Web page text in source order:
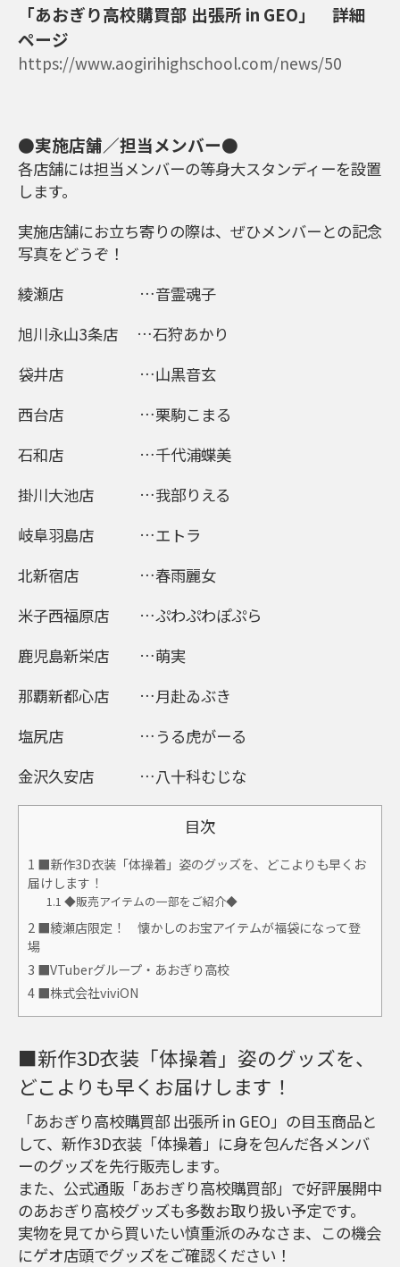
「あおぎり高校購買部 出張所 in GEO」 詳細
ページ
https://www.aogirihighschool.com/news/50
●実施店舗／担当メンバー●
各店舗には担当メンバーの等身大スタンディーを設置
します。
実施店舗にお立ち寄りの際は、ぜひメンバーとの記念
写真をどうぞ！
綾瀬店 …音霊魂子
旭川永山3条店 …石狩あかり
袋井店 …山黒音玄
西台店 …栗駒こまる
石和店 …千代浦蝶美
掛川大池店 …我部りえる
岐阜羽島店 …エトラ
北新宿店 …春雨麗女
米子西福原店 …ぷわぷわぽぷら
鹿児島新栄店 …萌実
那覇新都心店 …月赴ゐぶき
塩尻店 …うる虎がーる
金沢久安店 …八十科むじな
目次
1 ■新作3D衣装「体操着」姿のグッズを、どこよりも早くお
届けします！
1.1 ◆販売アイテムの一部をご紹介◆
2 ■綾瀬店限定！ 懐かしのお宝アイテムが福袋になって登
場
3 ■VTuberグループ・あおぎり高校
4 ■株式会社viviON
■新作3D衣装「体操着」姿のグッズを、
どこよりも早くお届けします！
「あおぎり高校購買部 出張所 in GEO」の目玉商品と
して、新作3D衣装「体操着」に身を包んだ各メンバ
ーのグッズを先行販売します。
また、公式通販「あおぎり高校購買部」で好評展開中
のあおぎり高校グッズも多数お取り扱い予定です。
実物を見てから買いたい慎重派のみなさま、この機会
にゲオ店頭でグッズをご確認ください！